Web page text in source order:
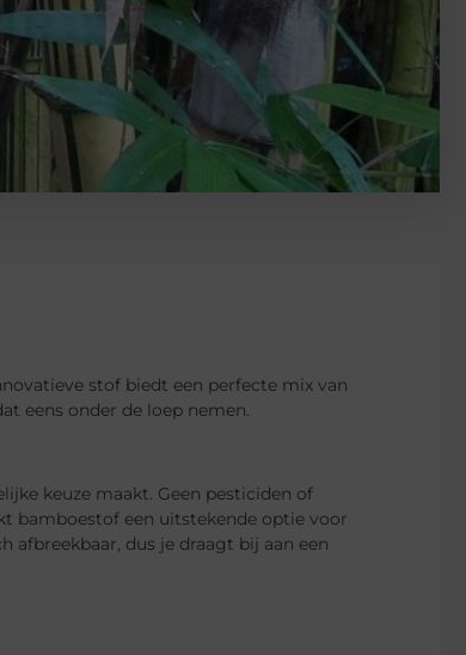
stof biedt een perfecte mix van
eens onder de loep nemen.
keuze maakt. Geen pesticiden of
bamboestof een uitstekende optie voor
afbreekbaar, dus je draagt bij aan een